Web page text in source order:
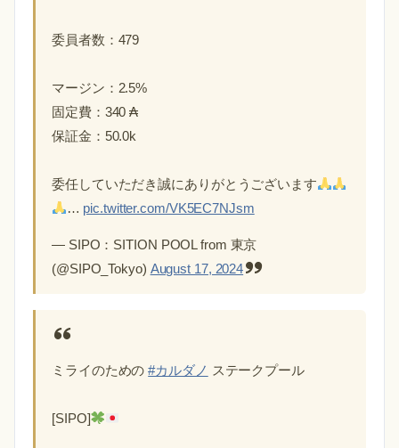
委員者数：479
マージン：2.5%
固定費：340 ₳
保証金：50.0k
委任していただき誠にありがとうございます
… pic.twitter.com/VK5EC7NJsm
— SIPO：SITION POOL from 東京
(@SIPO_Tokyo) August 17, 2024
ミライのための#カルダノ ステークプール
[SIPO]